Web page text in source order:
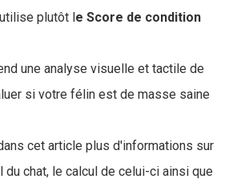
plutôt le Score de condition
une analyse visuelle et tactile de
si votre félin est de masse saine
cet article plus d'informations sur
du chat, le calcul de celui-ci ainsi que